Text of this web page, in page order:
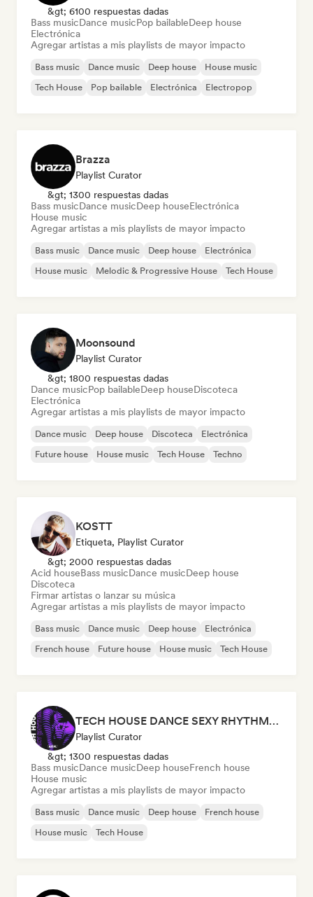
&gt; 6100 respuestas dadas
Bass musicDance musicPop bailableDeep house
Electrónica
Agregar artistas a mis playlists de mayor impacto
Bass music Dance music Deep house
House music
Tech House
Pop bailable Electrónica Electropop
Brazza
Playlist Curator
&gt; 1300 respuestas dadas
Bass musicDance musicDeep houseElectrónica
House music
Agregar artistas a mis playlists de mayor impacto
Bass music Dance music Deep house
Electrónica
House music
Melodic & Progressive House Tech House
Moonsound
Playlist Curator
&gt; 1800 respuestas dadas
Dance musicPop bailableDeep houseDiscoteca
Electrónica
Agregar artistas a mis playlists de mayor impacto
Dance music Deep house Discoteca
Electrónica
Future house
House music Tech House Techno
KOSTT
Etiqueta, Playlist Curator
&gt; 2000 respuestas dadas
Acid houseBass musicDance musicDeep house
Discoteca
Firmar artistas o lanzar su música
Agregar artistas a mis playlists de mayor impacto
Bass music Dance music Deep house
Electrónica
French house
Future house House music Tech House
TECH HOUSE DANCE SEXY RHYTHMS 2026
Playlist Curator
&gt; 1300 respuestas dadas
Bass musicDance musicDeep houseFrench house
House music
Agregar artistas a mis playlists de mayor impacto
Bass music Dance music Deep house
French house
House music
Tech House